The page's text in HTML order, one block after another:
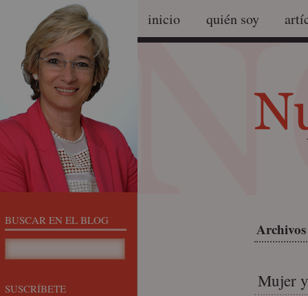
inicio quién soy
Archivos
Mujer
BUSCAR EN EL BLOG
SUSCRÍBETE